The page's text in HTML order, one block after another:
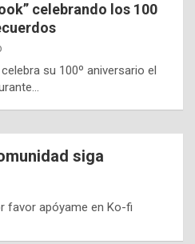
celebrando los 100
su 100º aniversario el
siga
favor apóyame en Ko-fi